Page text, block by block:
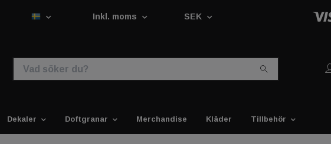
Inkl. moms SEK
Dekaler Doftgranar Merchandise Kläder Tillbehör